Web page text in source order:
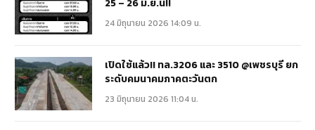
24 มิถุนายน 2026 14:09 น.
เปิดใช้แล้ว!! ทล.3206 และ 3510 @เพชรบุรี ยก
ระดับคมนาคมภาคตะวันตก
23 มิถุนายน 2026 11:04 น.